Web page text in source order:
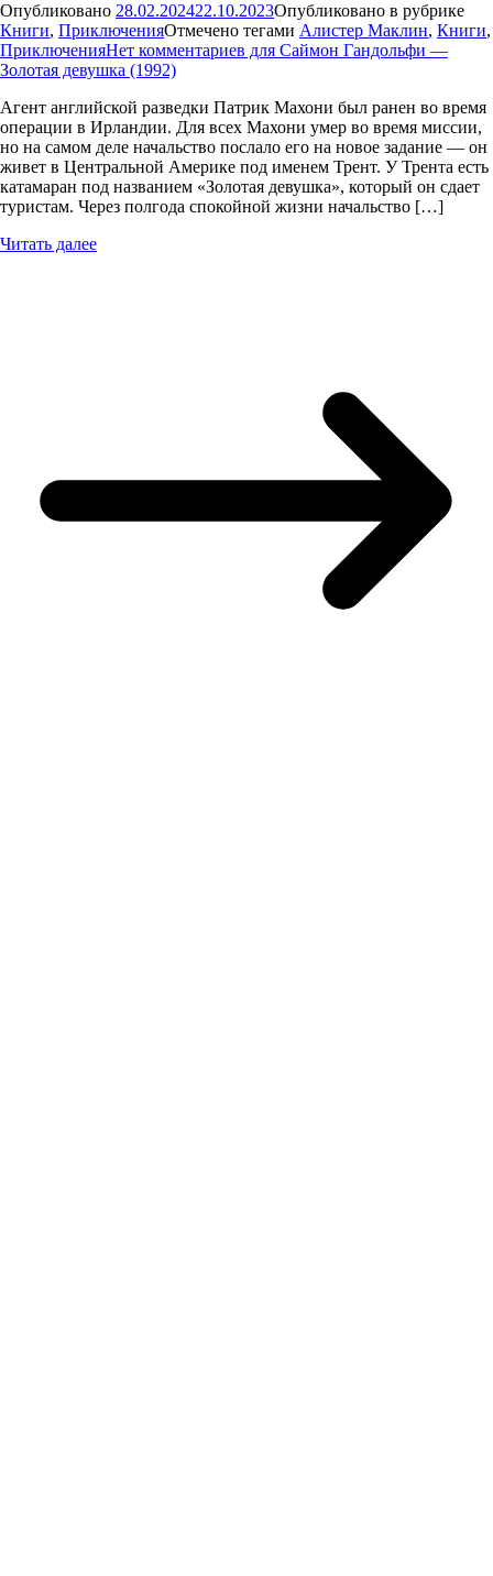
Опубликовано 28.02.202422.10.2023Опубликовано в рубрике
Книги, ПриключенияОтмечено тегами Алистер Маклин, Книги,
ПриключенияНет комментариев для Саймон Гандольфи —
Золотая девушка (1992)
Агент английской разведки Патрик Махони был ранен во время
операции в Ирландии. Для всех Махони умер во время миссии,
но на самом деле начальство послало его на новое задание — он
живет в Центральной Америке под именем Трент. У Трента есть
катамаран под названием «Золотая девушка», который он сдает
туристам. Через полгода спокойной жизни начальство […]
Читать далее